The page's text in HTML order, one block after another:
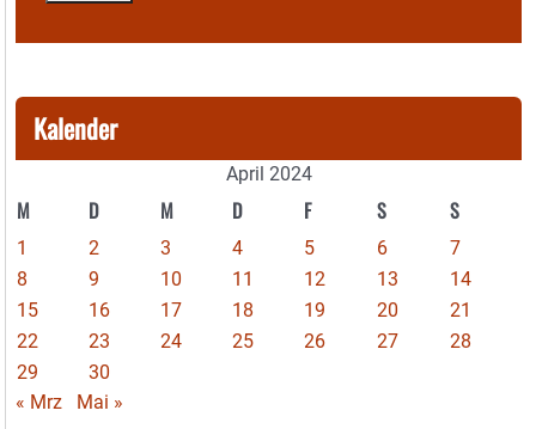
Kalender
April 2024
M D M D F S S
1 2 3 4 5 6
7
8
9 10 11 12 13
14
15
16 17 18 19 20
21
22
23 24 25 26 27
28
29
30
« Mrz
Mai »